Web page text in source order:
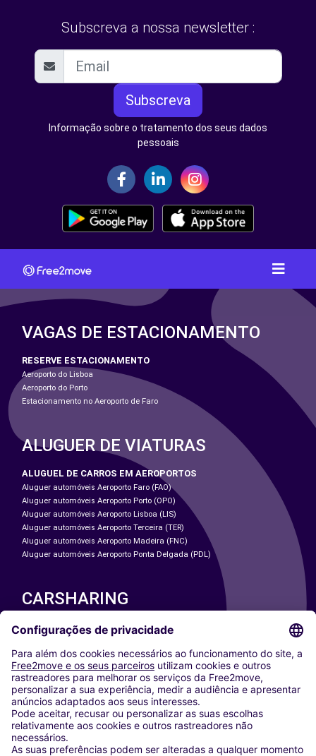
Subscreva a nossa newsletter :
Subscreva
Informação sobre o tratamento dos seus dados
pessoais
VAGAS DE ESTACIONAMENTO
RESERVE ESTACIONAMENTO
Aeroporto do Lisboa
Aeroporto do Porto
Estacionamento no Aeroporto de Faro
ALUGUER DE VIATURAS
ALUGUEL DE CARROS EM AEROPORTOS
Aluguer automóveis Aeroporto Faro (FAO)
Aluguer automóveis Aeroporto Porto (OPO)
Aluguer automóveis Aeroporto Lisboa (LIS)
Aluguer automóveis Aeroporto Terceira (TER)
Aluguer automóveis Aeroporto Madeira (FNC)
Aluguer automóveis Aeroporto Ponta Delgada (PDL)
CARSHARING
NOSSAS CIDADES
Washington DC
Milan
Rome
Turin
Vienna
Berlin
Cologne
Dusseldorf